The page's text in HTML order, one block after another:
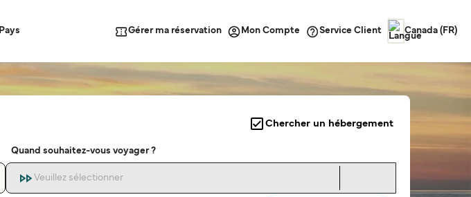
Pays Gérer ma réservation Mon Compte Service Client Canada (FR)
Chercher un hébergement
Quand souhaitez-vous voyager ?
Veuillez sélectionner